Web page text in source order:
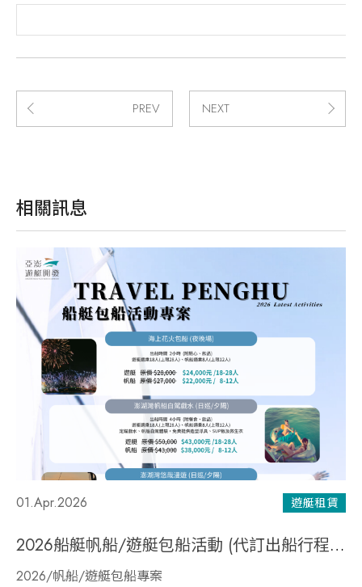
PREV NEXT
相關訊息
01.Apr.2026 遊艇租賃
2026船艇帆船/遊艇包船活動 (代訂出船行程請洽專人)
2026/帆船/遊艇包船專案